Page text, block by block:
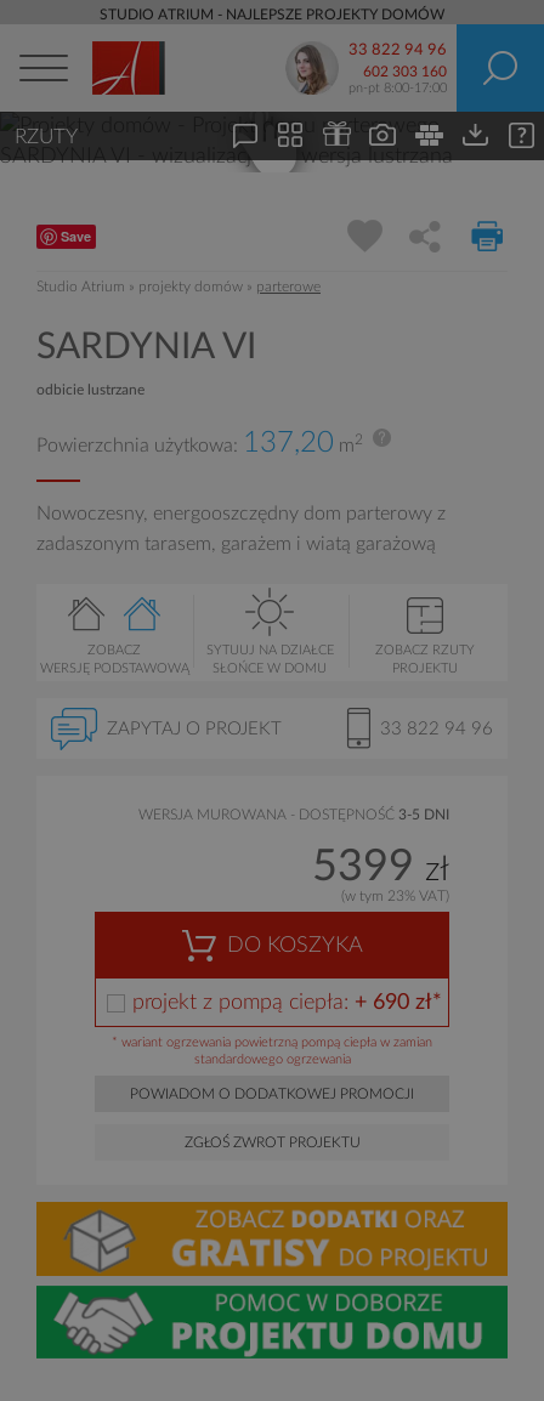
STUDIO ATRIUM - NAJLEPSZE PROJEKTY DOMÓW
33 822 94 96
602 303 160
pn-pt 8:00-17:00
Save
Studio Atrium » projekty domów » parterowe
SARDYNIA VI
odbicie lustrzane
Powierzchnia użytkowa: 137,20 m2
Nowoczesny, energooszczędny dom parterowy z
zadaszonym tarasem, garażem i wiatą garażową
ZOBACZ
WERSJĘ PODSTAWOWĄ
SYTUUJ NA DZIAŁCE
SŁOŃCE W DOMU
ZOBACZ RZUTY
PROJEKTU
ZAPYTAJ O PROJEKT 33 822 94 96
WERSJA MUROWANA - DOSTĘPNOŚĆ 3-5 DNI
5399 zł
(w tym 23% VAT)
DO KOSZYKA
projekt z pompą ciepła: + 690 zł*
* wariant ogrzewania powietrzną pompą ciepła w zamian
standardowego ogrzewania
POWIADOM O DODATKOWEJ PROMOCJI
ZGŁOŚ ZWROT PROJEKTU
RZUTY